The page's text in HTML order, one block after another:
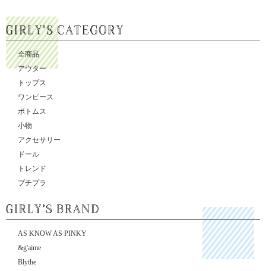
全商品
アウター
トップス
ワンピース
ボトムス
小物
アクセサリー
ドール
トレンド
プチプラ
AS KNOW AS PINKY
&g'aime
Blythe